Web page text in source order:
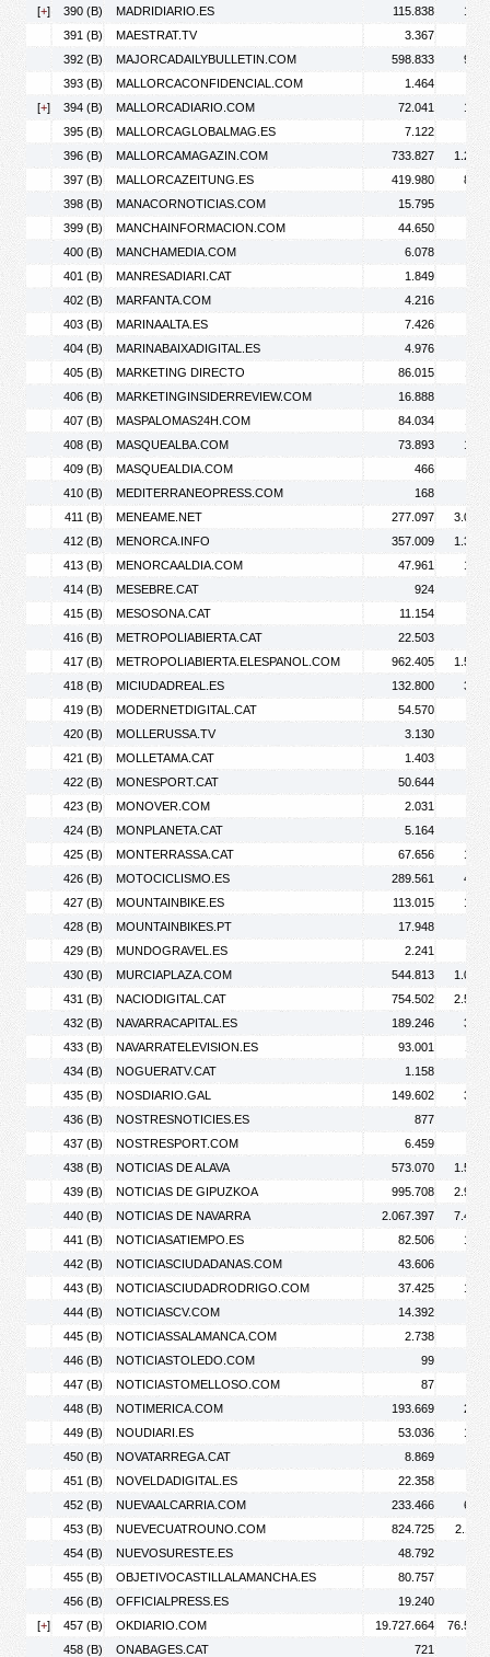
[+] 390 (B) MADRIDIARIO.ES 115.838
391 (B)
MAESTRAT.TV 3.367
392 (B)
MAJORCADAILYBULLETIN.COM 598.833
393 (B)
MALLORCACONFIDENCIAL.COM 1.464
[+] 394 (B) MALLORCADIARIO.COM 72.041
395 (B)
MALLORCAGLOBALMAG.ES 7.122
396 (B)
MALLORCAMAGAZIN.COM 733.827
397 (B)
MALLORCAZEITUNG.ES 419.980
398 (B)
MANACORNOTICIAS.COM 15.795
399 (B)
MANCHAINFORMACION.COM 44.650
400 (B)
MANCHAMEDIA.COM 6.078
401 (B)
MANRESADIARI.CAT 1.849
402 (B)
MARFANTA.COM 4.216
403 (B)
MARINAALTA.ES 7.426
404 (B)
MARINABAIXADIGITAL.ES 4.976
405 (B)
MARKETING DIRECTO 86.015
406 (B)
MARKETINGINSIDERREVIEW.COM 16.888
407 (B)
MASPALOMAS24H.COM 84.034
408 (B)
MASQUEALBA.COM 73.893
409 (B)
MASQUEALDIA.COM 466
410 (B)
MEDITERRANEOPRESS.COM 168
411 (B)
MENEAME.NET 277.097
412 (B)
MENORCA.INFO 357.009
413 (B)
MENORCAALDIA.COM 47.961
414 (B)
MESEBRE.CAT 924
415 (B)
MESOSONA.CAT 11.154
416 (B)
METROPOLIABIERTA.CAT 22.503
417 (B)
METROPOLIABIERTA.ELESPANOL.COM 962.405
418 (B)
MICIUDADREAL.ES 132.800
419 (B)
MODERNETDIGITAL.CAT 54.570
420 (B)
MOLLERUSSA.TV 3.130
421 (B)
MOLLETAMA.CAT 1.403
422 (B)
MONESPORT.CAT 50.644
423 (B)
MONOVER.COM 2.031
424 (B)
MONPLANETA.CAT 5.164
425 (B)
MONTERRASSA.CAT 67.656
426 (B)
MOTOCICLISMO.ES 289.561
427 (B)
MOUNTAINBIKE.ES 113.015
428 (B)
MOUNTAINBIKES.PT 17.948
429 (B)
MUNDOGRAVEL.ES 2.241
430 (B)
MURCIAPLAZA.COM 544.813
431 (B)
NACIODIGITAL.CAT 754.502
432 (B)
NAVARRACAPITAL.ES 189.246
433 (B)
NAVARRATELEVISION.ES 93.001
434 (B)
NOGUERATV.CAT 1.158
435 (B)
NOSDIARIO.GAL 149.602
436 (B)
NOSTRESNOTICIES.ES 877
437 (B)
NOSTRESPORT.COM 6.459
438 (B)
NOTICIAS DE ALAVA 573.070
439 (B)
NOTICIAS DE GIPUZKOA 995.708
440 (B)
NOTICIAS DE NAVARRA 2.067.397
441 (B)
NOTICIASATIEMPO.ES 82.506
442 (B)
NOTICIASCIUDADANAS.COM 43.606
443 (B)
NOTICIASCIUDADRODRIGO.COM 37.425
444 (B)
NOTICIASCV.COM 14.392
445 (B)
NOTICIASSALAMANCA.COM 2.738
446 (B)
NOTICIASTOLEDO.COM 99
447 (B)
NOTICIASTOMELLOSO.COM
87
448 (B)
NOTIMERICA.COM 193.669
449 (B)
NOUDIARI.ES 53.036
450 (B)
NOVATARREGA.CAT 8.869
451 (B)
NOVELDADIGITAL.ES 22.358
452 (B)
NUEVAALCARRIA.COM 233.466
453 (B)
NUEVECUATROUNO.COM 824.725
454 (B)
NUEVOSURESTE.ES 48.792
455 (B)
OBJETIVOCASTILLALAMANCHA.ES 80.757
456 (B)
OFFICIALPRESS.ES 19.240
[+] 457 (B) OKDIARIO.COM 19.727.664
458 (B)
ONABAGES.CAT 721